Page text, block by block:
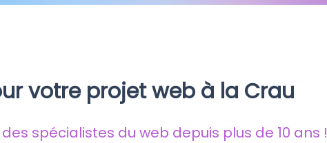
votre projet web à la Crau
spécialistes du web depuis plus de 10 ans !